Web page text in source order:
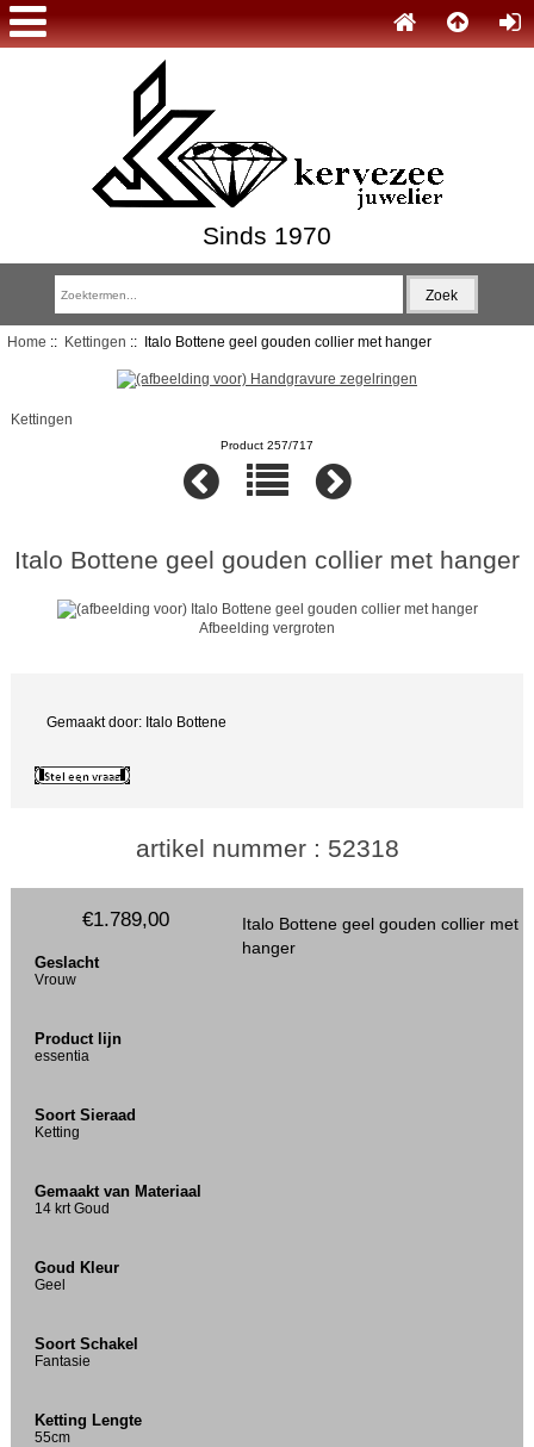
Sinds 1970
Home :: Kettingen :: Italo Bottene geel gouden collier met hanger
Kettingen
Product 257/717
Italo Bottene geel gouden collier met hanger
Afbeelding vergroten
Gemaakt door: Italo Bottene
artikel nummer : 52318
Italo Bottene geel gouden collier met
hanger
€1.789,00
Geslacht
Vrouw
Product lijn
essentia
Soort Sieraad
Ketting
Gemaakt van Materiaal
14 krt Goud
Goud Kleur
Geel
Soort Schakel
Fantasie
Ketting Lengte
55cm